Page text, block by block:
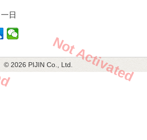
日
Not Activated
© 2026 PIJIN Co., Ltd.